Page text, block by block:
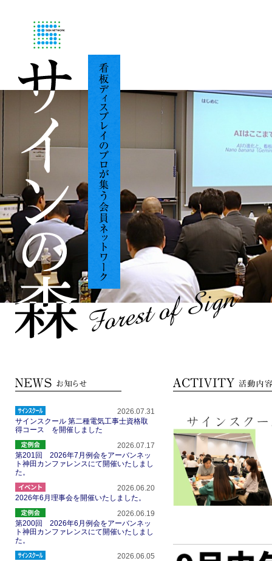
2026.07.31
サインスクール 第二種電気工事士資格取
得コース を開催しました
2026.07.17
第201回 2026年7月例会をアーバンネッ
ト神田カンファレンスにて開催いたしまし
た。
2026.06.20
2026年6月理事会を開催いたしました。
2026.06.19
第200回 2026年6月例会をアーバンネッ
ト神田カンファレンスにて開催いたしまし
た。
2026.06.05